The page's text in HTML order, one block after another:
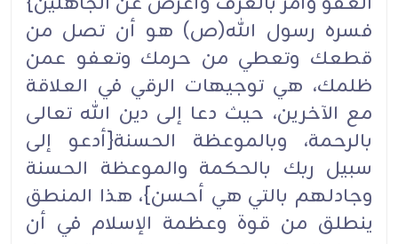
فسره رسول الله(ص) هو أن تصل من
قطعك وتعطي من حرمك وتعفو عمن
ظلمك، هي توجيهات الرقي في العلاقة
مع الآخرين، حيث دعا إلى دين الله تعالى
بالرحمة، وبالموعظة الحسنة{أدعو إلى
سبيل ربك بالحكمة والموعظة الحسنة
وجادلهم بالتي هي أحسن}، هذا المنطق
ينطلق من قوة وعظمة الإسلام في أن